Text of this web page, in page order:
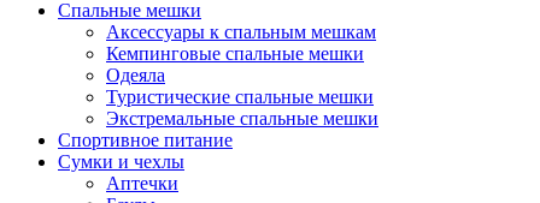
Спальные мешки
Аксессуары к спальным мешкам
Кемпинговые спальные мешки
Одеяла
Туристические спальные мешки
Экстремальные спальные мешки
Спортивное питание
Сумки и чехлы
Аптечки